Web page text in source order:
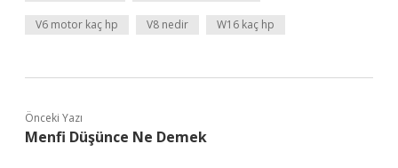
V6 motor kaç hp V8 nedir W16 kaç hp
Önceki Yazı
Menfi Düşünce Ne Demek